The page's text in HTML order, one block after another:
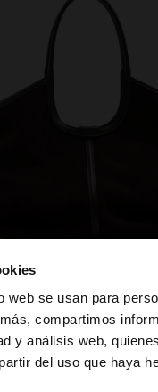
web se usan para
compartimos
y análisis web,
del uso que haya
a la web de